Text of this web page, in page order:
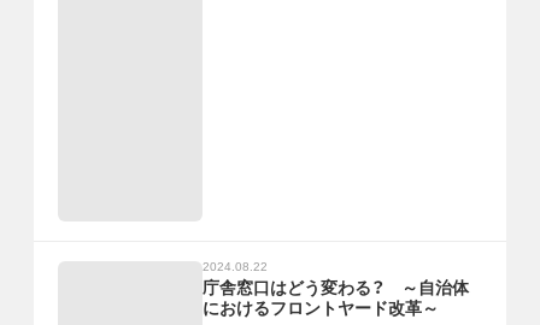
2024.08.22
庁舎窓口はどう変わる？ ～自治体
におけるフロントヤード改革～